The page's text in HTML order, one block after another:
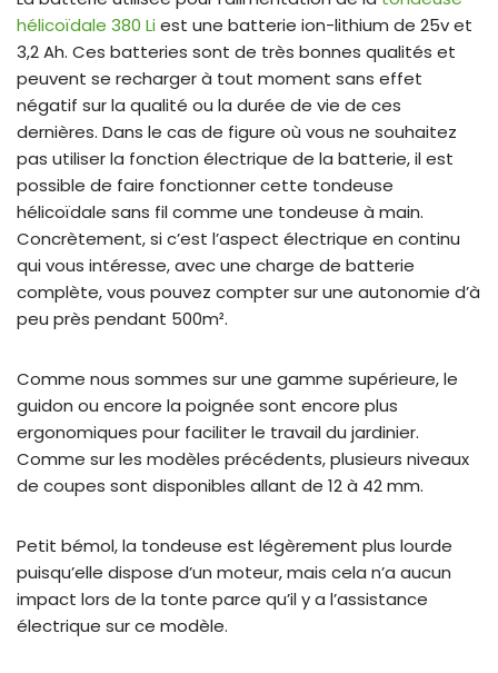
hélicoïdale 380 Liest une batterie ion-lithium de 25v et
3,2 Ah. Ces batteries sont de très bonnes qualités et
peuvent se recharger à tout moment sans effet
négatif sur la qualité ou la durée de vie de ces
dernières. Dans le cas de figure où vous ne souhaitez
pas utiliser la fonction électrique de la batterie, il est
possible de faire fonctionner cette tondeuse
hélicoïdale sans fil comme une tondeuse à main.
Concrètement, si c’est l’aspect électrique en continu
qui vous intéresse, avec une charge de batterie
complète, vous pouvez compter sur une autonomie d’à
peu près pendant 500m².
Comme nous sommes sur une gamme supérieure, le
guidon ou encore la poignée sont encore plus
ergonomiques pour faciliter le travail du jardinier.
Comme sur les modèles précédents, plusieurs niveaux
de coupes sont disponibles allant de 12 à 42 mm.
Petit bémol, la tondeuse est légèrement plus lourde
puisqu’elle dispose d’un moteur, mais cela n’a aucun
impact lors de la tonte parce qu’il y a l’assistance
électrique sur ce modèle.